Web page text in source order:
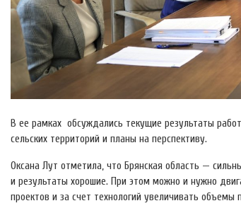
В ее рамках обсуждались текущие результаты
сельских территорий и планы на перспективу.
Оксана Лут отметила, что Брянская область —
и результаты хорошие. При этом можно и нужно
проектов и за счет технологий увеличивать